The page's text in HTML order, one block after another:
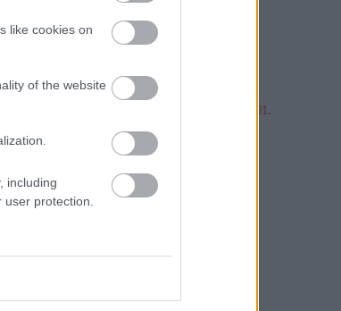
like cookies on
of the website
including
protection.
Atlanta
Szólj hozzá!
Koren Balázs
Pintér Zsolt @Mp3Pintyo
pcw cikkz
A Vírusok Varázslatos Világa 01.
VVV 03.
VVV 04.
VVV 05.
VVV 06.
VVV 10.
VVV 13.